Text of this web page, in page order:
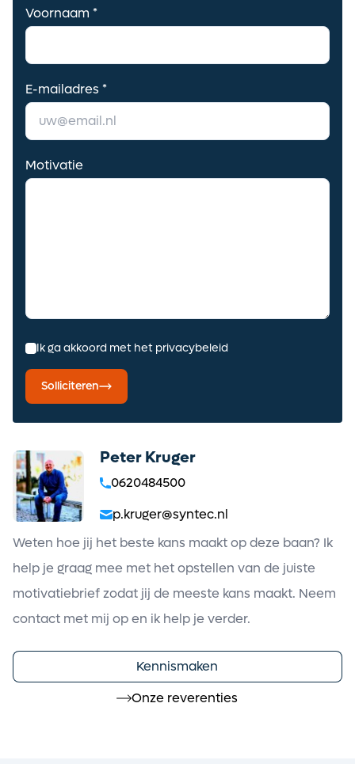
Voornaam *
E-mailadres *
Motivatie
Ik ga akkoord met het privacybeleid
Solliciteren
Peter Kruger
0620484500
p.kruger@syntec.nl
Weten hoe jij het beste kans maakt op deze baan? Ik
help je graag mee met het opstellen van de juiste
motivatiebrief zodat jij de meeste kans maakt. Neem
contact met mij op en ik help je verder.
Kennismaken
Onze reverenties
je mailbox
Alerts ontvangen